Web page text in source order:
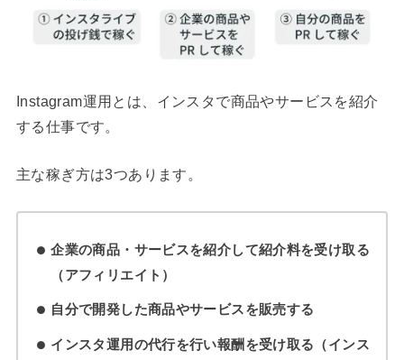
Instagram運用とは、インスタで商品やサービスを紹介
する仕事です。
主な稼ぎ方は3つあります。
企業の商品・サービスを紹介して紹介料を受け取る
（アフィリエイト）
自分で開発した商品やサービスを販売する
インスタ運用の代行を行い報酬を受け取る（インス